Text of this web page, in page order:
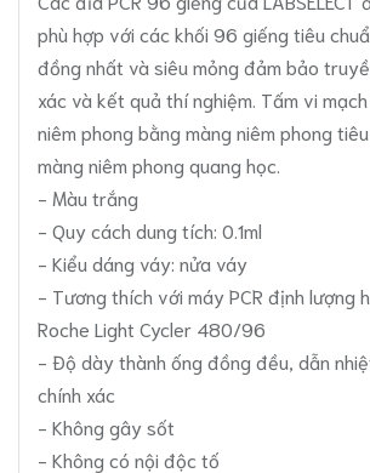
phù hợp với các khối 96 giếng tiêu
đồng nhất và siêu mỏng đảm bảo
xác và kết quả thí nghiệm. Tấm vi
niêm phong bằng màng niêm phong
màng niêm phong quang học.
- Màu trắng
- Quy cách dung tích: 0.1ml
- Kiểu dáng váy: nửa váy
- Tương thích với máy PCR định lượng
Roche Light Cycler 480/96
- Độ dày thành ống đồng đều, dẫn
chính xác
- Không gây sốt
- Không có nội độc tố